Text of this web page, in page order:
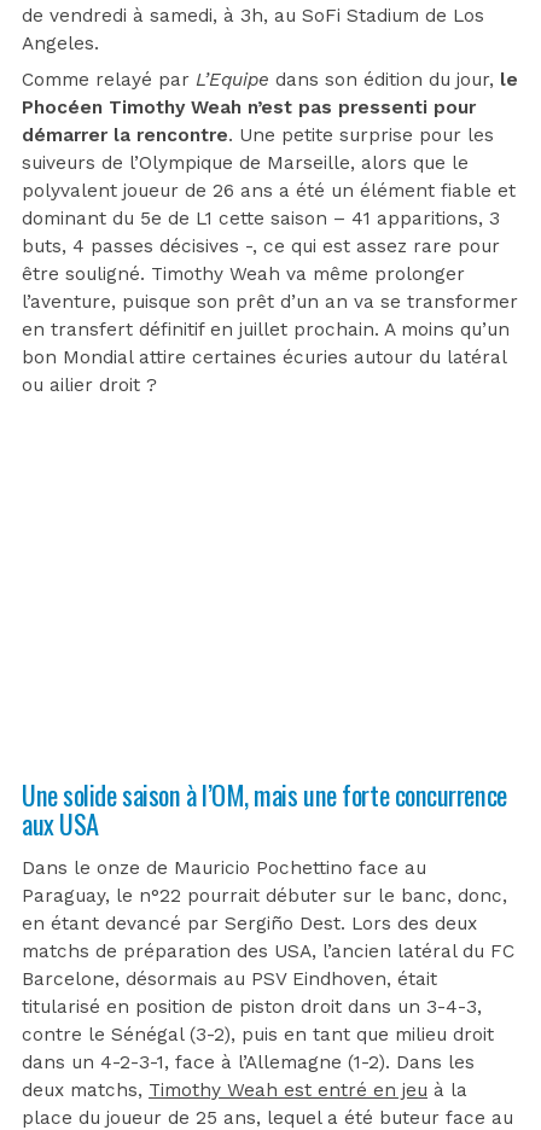
de vendredi à samedi, à 3h, au SoFi Stadium de Los
Angeles.
Comme relayé par L’Equipe dans son édition du jour, le
Phocéen Timothy Weah n’est pas pressenti pour
démarrer la rencontre. Une petite surprise pour les
suiveurs de l’Olympique de Marseille, alors que le
polyvalent joueur de 26 ans a été un élément fiable et
dominant du 5e de L1 cette saison – 41 apparitions, 3
buts, 4 passes décisives -, ce qui est assez rare pour
être souligné. Timothy Weah va même prolonger
l’aventure, puisque son prêt d’un an va se transformer
en transfert définitif en juillet prochain. A moins qu’un
bon Mondial attire certaines écuries autour du latéral
ou ailier droit ?
Une solide saison à l’OM, mais une forte concurrence
aux USA
Dans le onze de Mauricio Pochettino face au
Paraguay, le n°22 pourrait débuter sur le banc, donc,
en étant devancé par Sergiño Dest. Lors des deux
matchs de préparation des USA, l’ancien latéral du FC
Barcelone, désormais au PSV Eindhoven, était
titularisé en position de piston droit dans un 3-4-3,
contre le Sénégal (3-2), puis en tant que milieu droit
dans un 4-2-3-1, face à l’Allemagne (1-2). Dans les
deux matchs, Timothy Weah est entré en jeu à la
place du joueur de 25 ans, lequel a été buteur face au